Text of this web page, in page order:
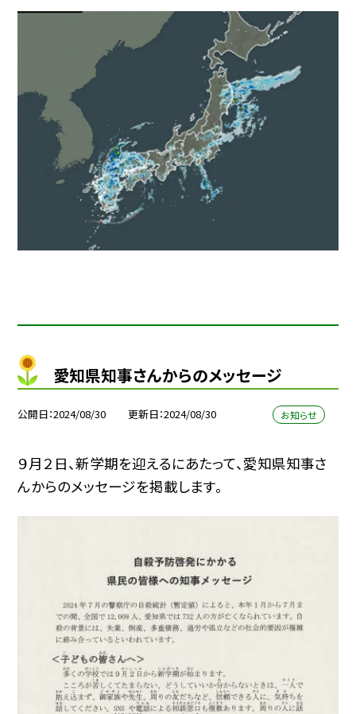
愛知県知事さんからのメッセージ
公開日 2024/08/30 更新日 2024/08/30 お知らせ
９月２日、新学期を迎えるにあたって、愛知県知事さ
んからのメッセージを掲載します。